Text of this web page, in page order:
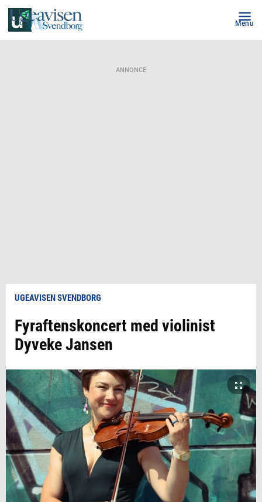
Menu
ANNONCE
UGEAVISEN SVENDBORG
Fyraftenskoncert med violinist
Dyveke Jansen